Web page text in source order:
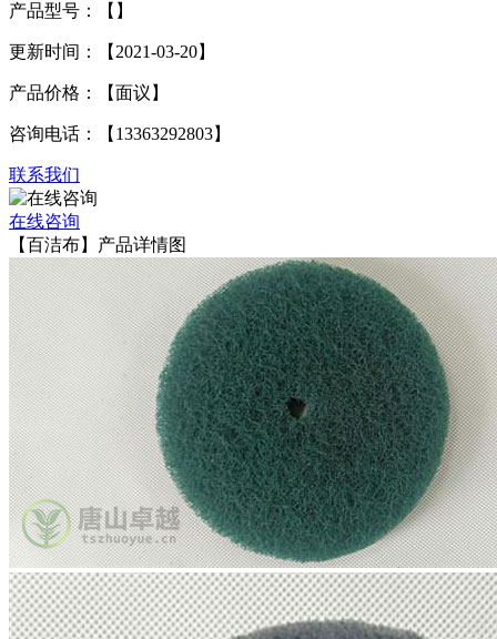
产品型号：【】
更新时间：【2021-03-20】
产品价格：【面议】
咨询电话：【13363292803】
联系我们
在线咨询
【百洁布】产品详情图